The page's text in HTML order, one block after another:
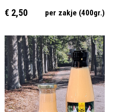
€ 2,50 per zakje (400gr.)